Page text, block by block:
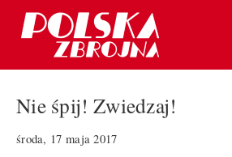
Nie śpij! Zwiedzaj!
środa, 17 maja 2017